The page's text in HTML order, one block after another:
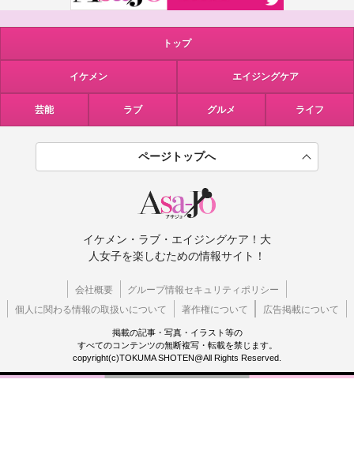
トップ
イケメン エイジングケア
芸能 ラブ グルメ ライフ
ページトップへ
イケメン・ラブ・エイジングケア！大
人女子を楽しむための情報サイト！
会社概要
グループ情報セキュリティポリシー
個人に関わる情報の取扱いについて
著作権について 広告掲載について
掲載の記事・写真・イラスト等の
すべてのコンテンツの無断複写・転載を禁じます。
copyright(c)TOKUMA SHOTEN@All Rights Reserved.